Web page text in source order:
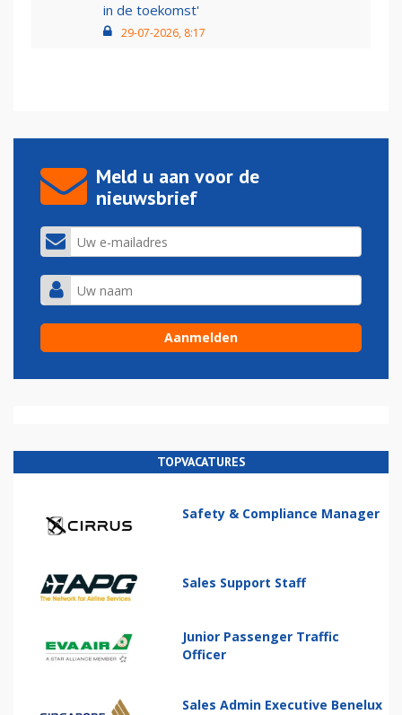
in de toekomst'
29-07-2026, 8:17
Meld u aan voor de
nieuwsbrief
TOPVACATURES
Safety & Compliance Manager
Sales Support Staff
Junior Passenger Traffic
Officer
Sales Admin Executive Benelux